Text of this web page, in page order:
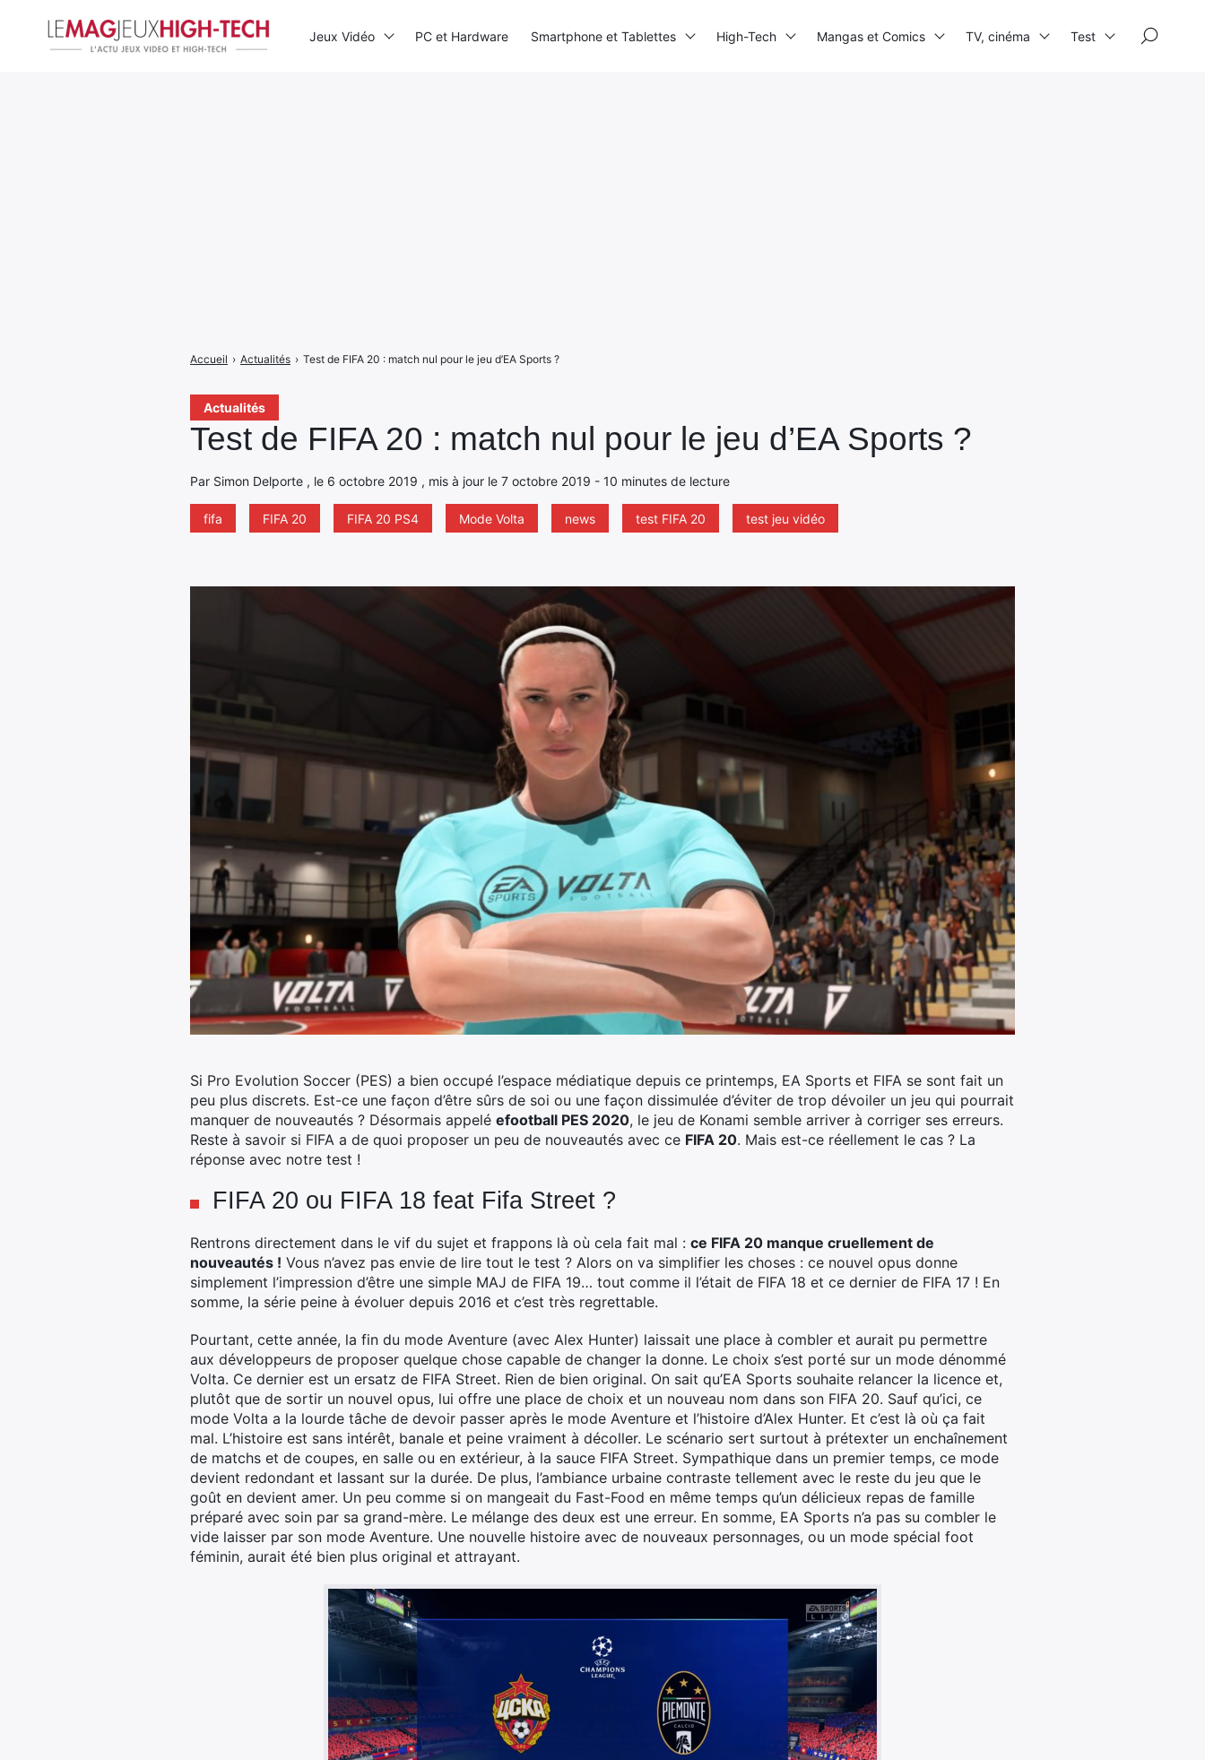
Actualités
Test de FIFA 20 : match nul pour le jeu d’EA Sports ?
Par Simon Delporte , le 6 octobre 2019 , mis à jour le 7 octobre 2019 - 10 minutes de lecture
fifa FIFA 20 FIFA 20 PS4 Mode Volta news test FIFA 20 test jeu vidéo
Accueil › Actualités › Test de FIFA 20 : match nul pour le jeu d’EA Sports ?
Si Pro Evolution Soccer (PES) a bien occupé l’espace médiatique depuis ce printemps, EA Sports et FIFA se sont fait un
peu plus discrets. Est-ce une façon d’être sûrs de soi ou une façon dissimulée d’éviter de trop dévoiler un jeu qui pourrait
manquer de nouveautés ? Désormais appelé efootball PES 2020, le jeu de Konami semble arriver à corriger ses erreurs.
Reste à savoir si FIFA a de quoi proposer un peu de nouveautés avec ce FIFA 20. Mais est-ce réellement le cas ? La
réponse avec notre test !
FIFA 20 ou FIFA 18 feat Fifa Street ?
Rentrons directement dans le vif du sujet et frappons là où cela fait mal : ce FIFA 20 manque cruellement de
nouveautés ! Vous n’avez pas envie de lire tout le test ? Alors on va simplifier les choses : ce nouvel opus donne
simplement l’impression d’être une simple MAJ de FIFA 19… tout comme il l’était de FIFA 18 et ce dernier de FIFA 17 ! En
somme, la série peine à évoluer depuis 2016 et c’est très regrettable.
Pourtant, cette année, la fin du mode Aventure (avec Alex Hunter) laissait une place à combler et aurait pu permettre
aux développeurs de proposer quelque chose capable de changer la donne. Le choix s’est porté sur un mode dénommé
Volta. Ce dernier est un ersatz de FIFA Street. Rien de bien original. On sait qu’EA Sports souhaite relancer la licence et,
plutôt que de sortir un nouvel opus, lui offre une place de choix et un nouveau nom dans son FIFA 20. Sauf qu’ici, ce
mode Volta a la lourde tâche de devoir passer après le mode Aventure et l’histoire d’Alex Hunter. Et c’est là où ça fait
mal. L’histoire est sans intérêt, banale et peine vraiment à décoller. Le scénario sert surtout à prétexter un enchaînement
de matchs et de coupes, en salle ou en extérieur, à la sauce FIFA Street. Sympathique dans un premier temps, ce mode
devient redondant et lassant sur la durée. De plus, l’ambiance urbaine contraste tellement avec le reste du jeu que le
goût en devient amer. Un peu comme si on mangeait du Fast-Food en même temps qu’un délicieux repas de famille
préparé avec soin par sa grand-mère. Le mélange des deux est une erreur. En somme, EA Sports n’a pas su combler le
vide laisser par son mode Aventure. Une nouvelle histoire avec de nouveaux personnages, ou un mode spécial foot
féminin, aurait été bien plus original et attrayant.
Jeux Vidéo PC et Hardware Smartphone et Tablettes High-Tech Mangas et Comics TV, cinéma Test